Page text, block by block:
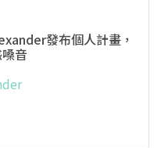
發布個人計畫，
音